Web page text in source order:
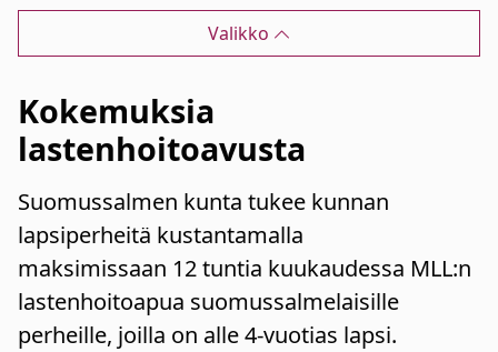
Valikko
Kokemuksia
lastenhoitoavusta
Suomussalmen kunta tukee kunnan
lapsiperheitä kustantamalla
maksimissaan 12 tuntia kuukaudessa MLL:n
lastenhoitoapua suomussalmelaisille
perheille, joilla on alle 4-vuotias lapsi.